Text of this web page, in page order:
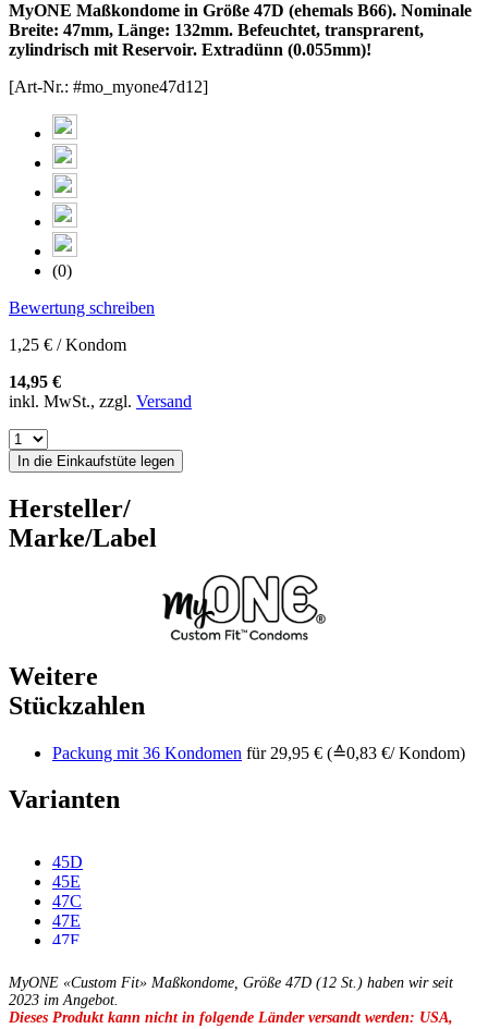
MyONE Maßkondome in Größe 47D (ehemals B66). Nominale
Breite: 47mm, Länge: 132mm. Befeuchtet, transprarent,
zylindrisch mit Reservoir. Extradünn (0.055mm)!
[Art-Nr.: #mo_myone47d12]
(0)
Bewertung schreiben
1,25 € / Kondom
14,95 €
inkl. MwSt., zzgl. Versand
In die Einkaufstüte legen
Hersteller/
Marke/Label
Weitere
Stückzahlen
Packung mit 36 Kondomen für 29,95 € (≙0,83 €/ Kondom)
Varianten
45D
45E
47C
47E
47F
49D
49E
49F
MyONE «Custom Fit» Maßkondome, Größe 47D (12 St.) haben wir seit
2023 im Angebot.
Dieses Produkt kann nicht in folgende Länder versandt werden: USA,